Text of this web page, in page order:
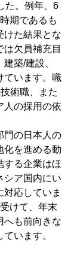
た。例年、6
期であるも
けた結果とな
欠員補充目
築/建設、
ています。職
術職、また
人の採用の依
門の日本人の
化を進める動
する企業はほ
シア国内にい
応していま
けて、年末
へも前向きな
います。